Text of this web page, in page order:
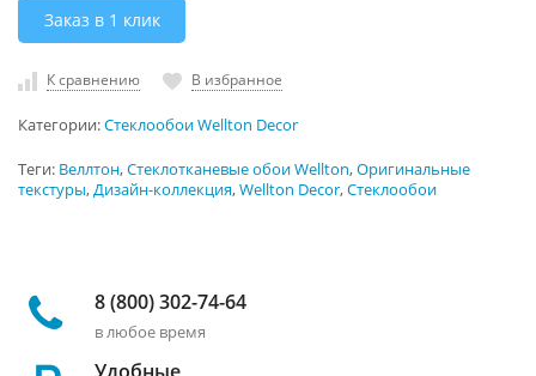
Заказ в 1 клик
К сравнению В избранное
Категории:Стеклообои Wellton Decor
Теги: Веллтон,Стеклотканевые обои Wellton,Оригинальные
текстуры,Дизайн-коллекция,Wellton Decor,Стеклообои
8 (800) 302-74-64
в любое время